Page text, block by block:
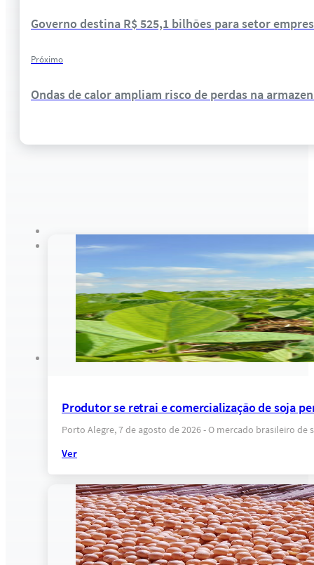
Governo destina R$ 525,1 bilhões para setor
Próximo
Ondas de calor ampliam risco de perdas na
Produtor se retrai e comercialização de soja
Porto Alegre, 7 de agosto de 2026 - O mercado brasileiro
Ver